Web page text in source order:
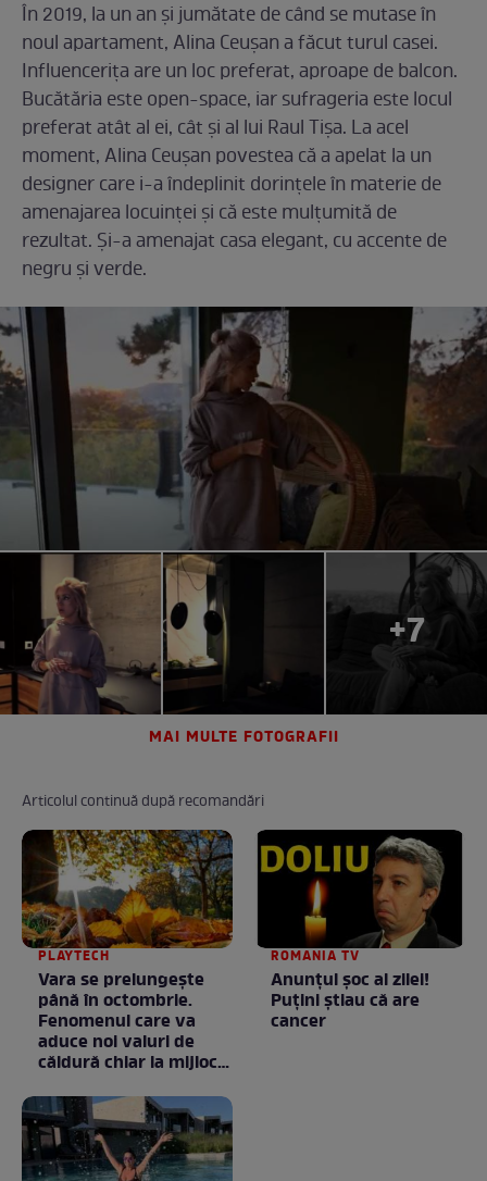
În 2019, la un an și jumătate de când se mutase în
noul apartament, Alina Ceușan a făcut turul casei.
Influencerița are un loc preferat, aproape de balcon.
Bucătăria este open-space, iar sufrageria este locul
preferat atât al ei, cât și al lui Raul Tișa. La acel
moment, Alina Ceușan povestea că a apelat la un
designer care i-a îndeplinit dorințele în materie de
amenajarea locuinței și că este mulțumită de
rezultat. Și-a amenajat casa elegant, cu accente de
negru și verde.
+7
MAI MULTE FOTOGRAFII
Articolul continuă după recomandări
PLAYTECH
Vara se prelungeşte
până în octombrie.
Fenomenul care va
aduce noi valuri de
căldură chiar la mijlocul
ROMANIA TV
Anunţul şoc al zilei!
Puţini ştiau că are
cancer